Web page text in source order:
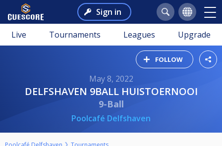
Sign in
Live Tournaments Leagues Upgrade
FOLLOW
May 8, 2022
DELFSHAVEN 9BALL HUISTOERNOOI
9-Ball
Poolcafé Delfshaven